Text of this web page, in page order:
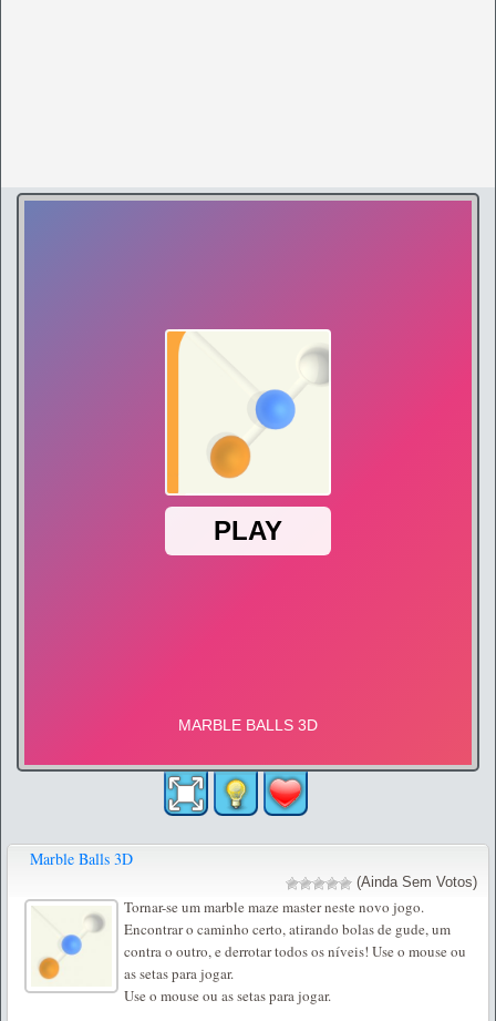
Marble Balls 3D
(Ainda Sem Votos)
Tornar-se um marble maze master neste novo jogo.
Encontrar o caminho certo, atirando bolas de gude, um
contra o outro, e derrotar todos os níveis! Use o mouse ou
as setas para jogar.
Use o mouse ou as setas para jogar.